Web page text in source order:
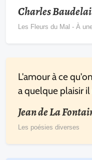
Charles
Les Fleurs du Mal - À
L'amour à ce
a quelque plaisir il
Jean de La
Les poésies diverses